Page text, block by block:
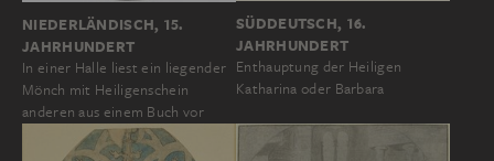
NIEDERLÄNDISCH, 15.
JAHRHUNDERT
In einer Halle liest ein liegender
Mönch mit Heiligenschein
anderen aus einem Buch vor
SÜDDEUTSCH, 16.
JAHRHUNDERT
Enthauptung der Heiligen
Katharina oder Barbara